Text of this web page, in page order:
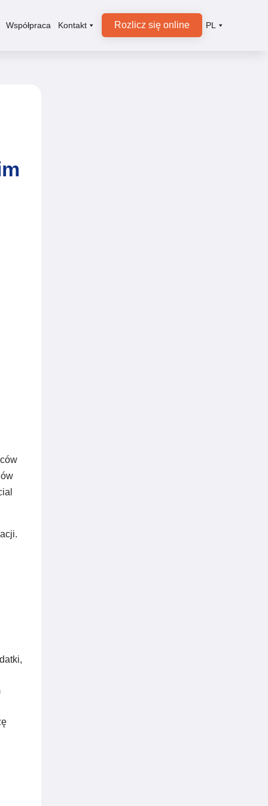
Współpraca Kontakt Rozlicz się online PL